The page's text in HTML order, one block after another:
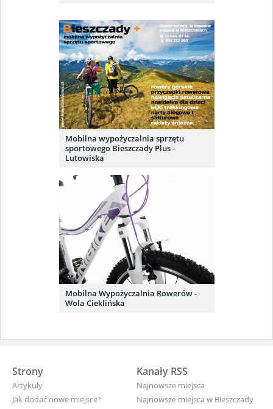
Mobilna wypożyczalnia sprzętu
sportowego Bieszczady Plus -
Lutowiska
Mobilna Wypożyczalnia Rowerów -
Wola Cieklińska
Strony
Artykuły
Jak dodać nowe miejsce?
Kanały RSS
Najnowsze miejsca
Najnowsze miejsca w Bieszczady